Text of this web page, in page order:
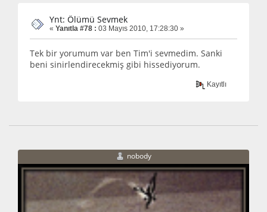
Ynt: Ölümü Sevmek
« Yanıtla #78 : 03 Mayıs 2010, 17:28:30 »
Tek bir yorumum var ben Tim'i sevmedim. Sanki
beni sinirlendirecekmiş gibi hissediyorum.
Kayıtlı
nobody